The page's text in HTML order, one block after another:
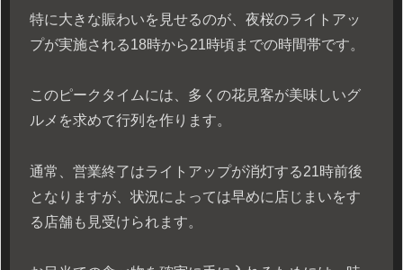
特に大きな賑わいを見せるのが、夜桜のライトアッ
プが実施される18時から21時頃までの時間帯です。
このピークタイムには、多くの花見客が美味しいグ
ルメを求めて行列を作ります。
通常、営業終了はライトアップが消灯する21時前後
となりますが、状況によっては早めに店じまいをす
る店舗も見受けられます。